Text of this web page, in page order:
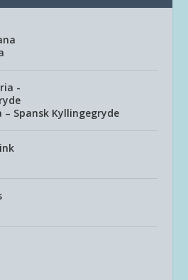
– Spansk Kyllingegryde